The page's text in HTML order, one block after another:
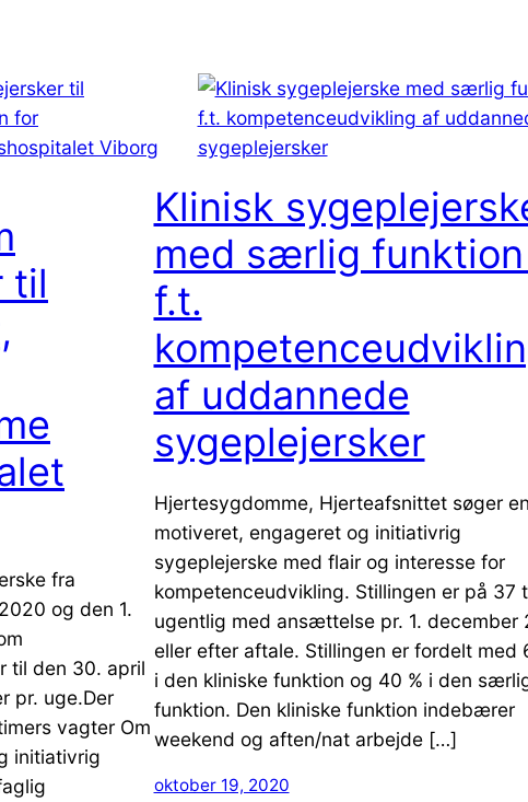
til
fra
og den 1.
til den 30. april
pr. uge.Der
vagter Om
initiativrig
Klinisk
med særlig
f.t.
af uddannede
sygeplejersker
Hjertesygdomme, Hjerteafsnittet søger en
motiveret, engageret og initiativrig
sygeplejerske med flair og interesse for
kompetenceudvikling. Stillingen er på 37
ugentlig med ansættelse pr. 1. december
eller efter aftale. Stillingen er fordelt med
i den kliniske funktion og 40 % i den
funktion. Den kliniske funktion indebærer
weekend og aften/nat arbejde […]
oktober 19, 2020